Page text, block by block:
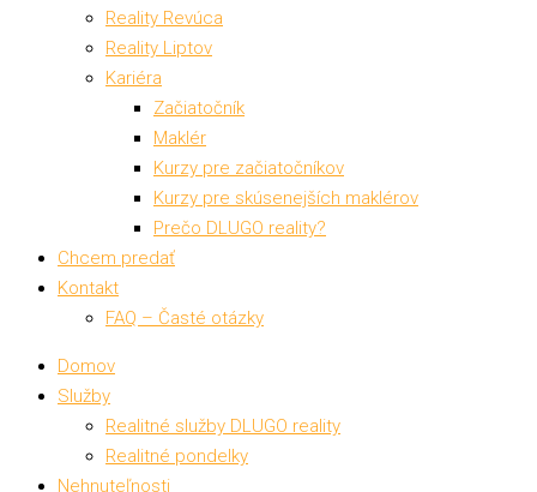
Reality Revúca
Reality Liptov
Kariéra
Začiatočník
Maklér
Kurzy pre začiatočníkov
Kurzy pre skúsenejších maklérov
Prečo DLUGO reality?
Chcem predať
Kontakt
FAQ – Časté otázky
Domov
Služby
Realitné služby DLUGO reality
Realitné pondelky
Nehnuteľnosti